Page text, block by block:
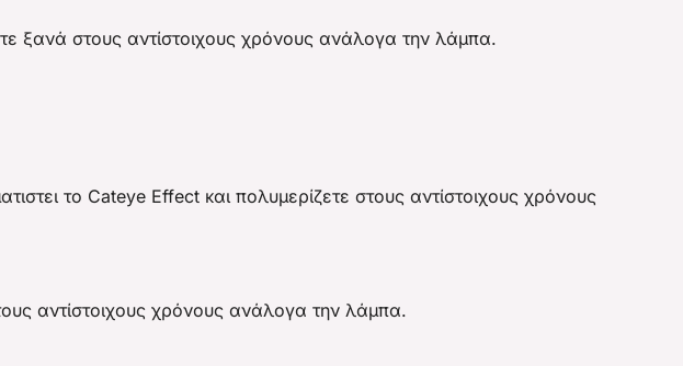
ξανά στους αντίστοιχους χρόνους ανάλογα την λάμπα.
το Cateye Effect και πολυμερίζετε στους αντίστοιχους χρόνους
αντίστοιχους χρόνους ανάλογα την λάμπα.